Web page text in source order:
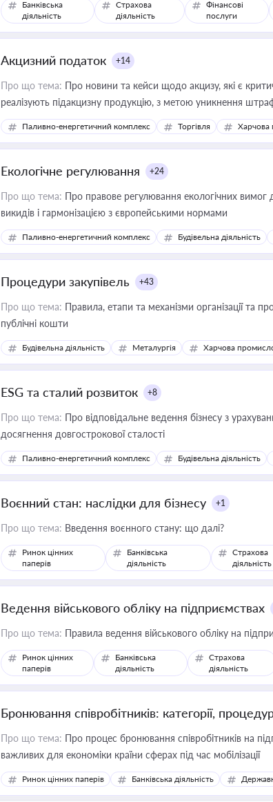
Банківська
діяльність
Страхова
діяльність
Фінансові
послуги
Акцизний податок +14
Про що тема: Про новини та кейси щодо акцизу, які є
реалізують підакцизну продукцію, з метою уникнення
Паливно-енергетичний комплекс Торгівля Харчова
Екологічне регулювання +24
Про що тема: Про правове регулювання екологічних
викидів і гармонізацією з європейськими нормами
Паливно-енергетичний комплекс Будівельна діяльність
Процедури закупівель +43
Про що тема: Правила, етапи та механізми організації та
публічні кошти
Будівельна діяльність Металургія Харчова
ESG та сталий розвиток +8
Про що тема: Про відповідальне ведення бізнесу з
досягнення довгострокової сталості
Паливно-енергетичний комплекс Будівельна діяльність
Воєнний стан: наслідки для бізнесу +1
Про що тема: Введення воєнного стану: що далі?
Ринок цінних
паперів
Банківська
діяльність
Страхова
діяльність
Ведення військового обліку на підприємствах
Про що тема: Правила ведення військового обліку на
Ринок цінних
паперів
Банківська
діяльність
Страхова
діяльність
Бронювання співробітників: категорії,
Про що тема: Про процес бронювання співробітників на
важливих для економіки країни сферах під час мобілізації
Ринок цінних паперів Банківська діяльність